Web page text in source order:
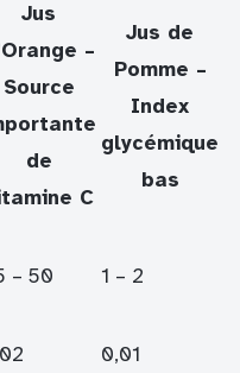
Jus
–
Source
de
C
Jus de
Pomme –
Index
glycémique
bas
– 50 1 – 2
0,01